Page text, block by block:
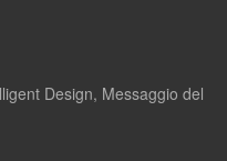
Design, Messaggio del